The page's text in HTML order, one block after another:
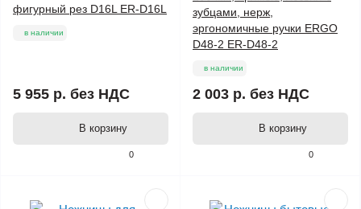
0
фигурный рез D16L ER-D16L
в наличии
5 955 р. без НДС
В корзину
0
зубцами, нерж,
эргономичные ручки ERGO
D48-2 ER-D48-2
в наличии
2 003 р. без НДС
В корзину